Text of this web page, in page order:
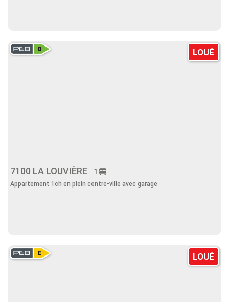
LOUÉ
7100 LA LOUVIÈRE 1
Appartement 1ch en plein centre-ville avec garage
LOUÉ